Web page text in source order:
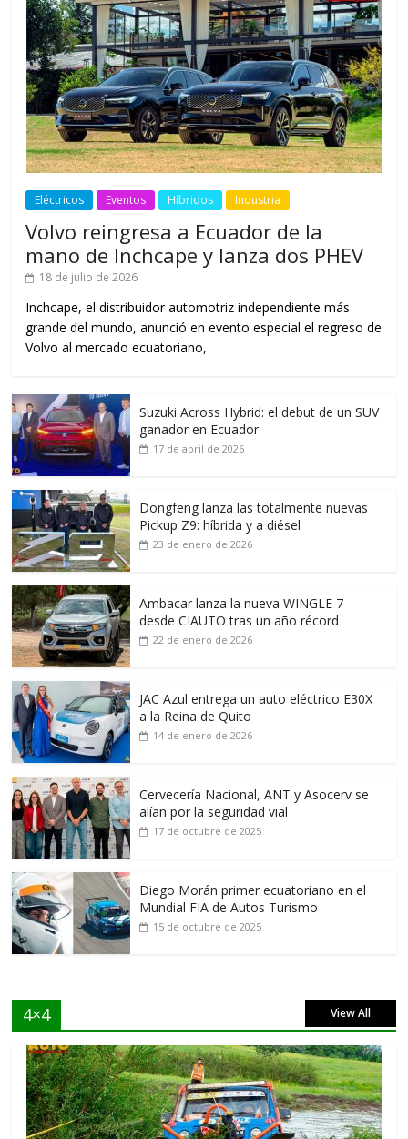
Eléctricos Eventos Híbridos Industria
Volvo reingresa a Ecuador de la
mano de Inchcape y lanza dos PHEV
18 de julio de 2026
Inchcape, el distribuidor automotriz independiente más
grande del mundo, anunció en evento especial el regreso de
Volvo al mercado ecuatoriano,
Suzuki Across Hybrid: el debut de un SUV
ganador en Ecuador
17 de abril de 2026
Dongfeng lanza las totalmente nuevas
Pickup Z9: híbrida y a diésel
23 de enero de 2026
Ambacar lanza la nueva WINGLE 7
desde CIAUTO tras un año récord
22 de enero de 2026
JAC Azul entrega un auto eléctrico E30X
a la Reina de Quito
14 de enero de 2026
Cervecería Nacional, ANT y Asocerv se
alían por la seguridad vial
17 de octubre de 2025
Diego Morán primer ecuatoriano en el
Mundial FIA de Autos Turismo
15 de octubre de 2025
4×4 View All